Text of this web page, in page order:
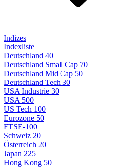
Indizes
Indexliste
Deutschland 40
Deutschland Small Cap 70
Deutschland Mid Cap 50
Deutschland Tech 30
USA Industrie 30
USA 500
US Tech 100
Eurozone 50
FTSE-100
Schweiz 20
Österreich 20
Japan 225
Hong Kong 50